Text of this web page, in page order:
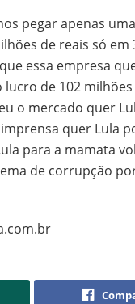
pegar apenas
de reais só em
essa empresa
de 102
o mercado quer
quer Lula
para a mamata
de corrupção